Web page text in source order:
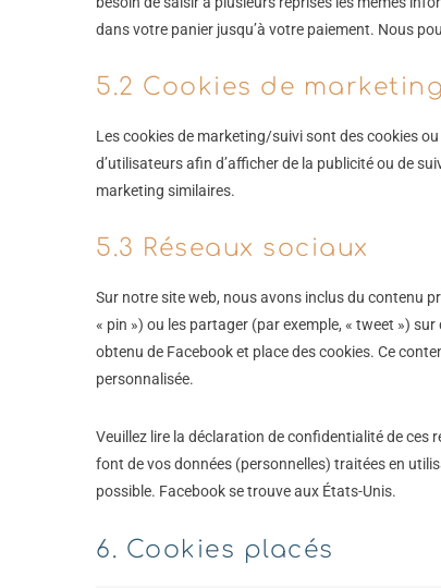
dans votre panier jusqu’à votre paiement. Nous
5.2 Cookies de
Les cookies de marketing/suivi sont des cookies
d’utilisateurs afin d’afficher de la publicité ou de
marketing similaires.
5.3 Réseaux sociaux
Sur notre site web, nous avons inclus du contenu
« pin ») ou les partager (par exemple, « tweet »)
obtenu de Facebook et place des cookies. Ce
personnalisée.
Veuillez lire la déclaration de confidentialité de ces
font de vos données (personnelles) traitées en
possible. Facebook se trouve aux États-Unis.
6. Cookies placés